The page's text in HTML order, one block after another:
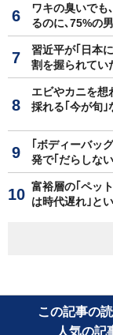
ワキの臭いで
るのに､75%の
習近平が｢日本
割を握られて
エビやカニを
採れる｢今が旬｣
｢ボディーバッ
発で｢だらしな
富裕層の｢ペッ
は時代遅れ｣と
この記事の
人気の記